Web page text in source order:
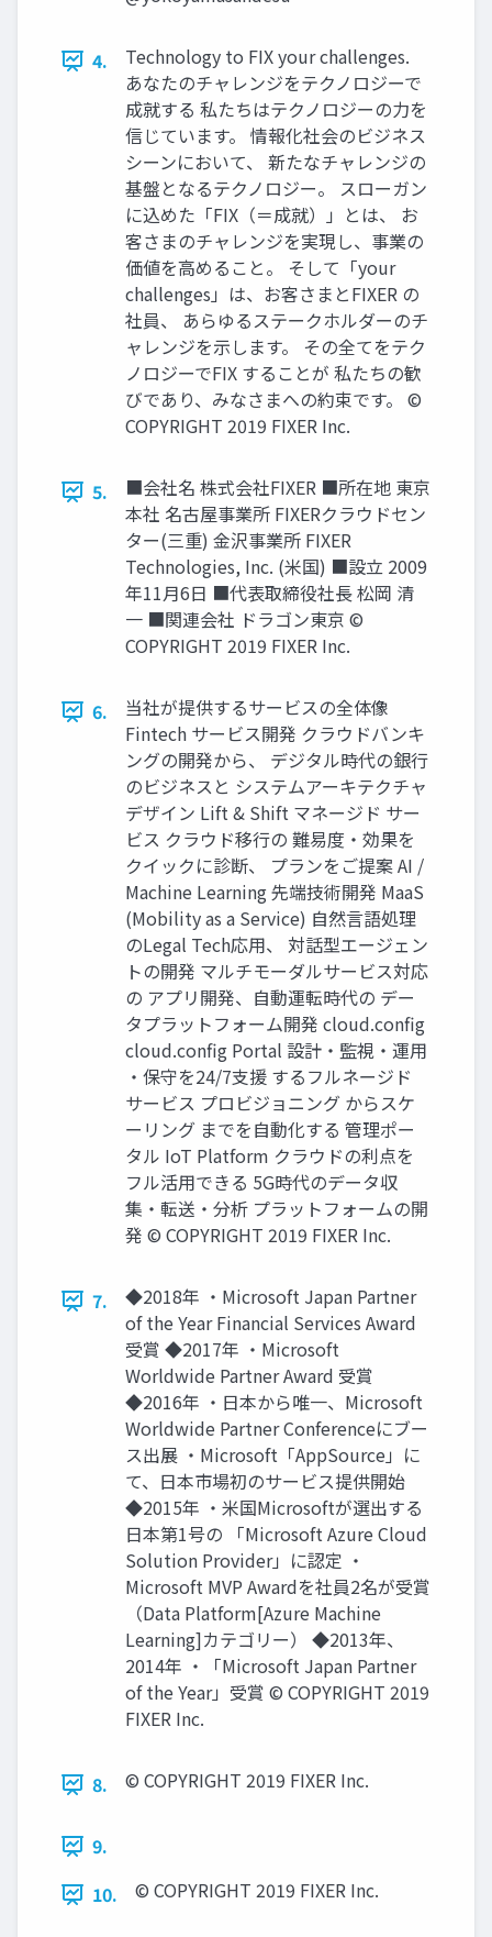
4.
Technology to FIX your challenges.
あなたのチャレンジをテクノロジーで
成就する 私たちはテクノロジーの⼒を
信じています。 情報化社会のビジネス
シーンにおいて、 新たなチャレンジの
基盤となるテクノロジー。 スローガン
に込めた「FIX（＝成就）」とは、 お
客さまのチャレンジを実現し、事業の
価値を⾼めること。 そして「your
challenges」は、お客さまとFIXER の
社員、 あらゆるステークホルダーのチ
ャレンジを⽰します。 その全てをテク
ノロジーでFIX することが 私たちの歓
びであり、みなさまへの約束です。 ©
COPYRIGHT 2019 FIXER Inc.
5.
■会社名 株式会社FIXER ■所在地 東京
本社 名古屋事業所 FIXERクラウドセン
ター(三重) ⾦沢事業所 FIXER
Technologies, Inc. (⽶国) ■設⽴ 2009
年11⽉6⽇ ■代表取締役社⻑ 松岡 清
⼀ ■関連会社 ドラゴン東京 ©
COPYRIGHT 2019 FIXER Inc.
6.
当社が提供するサービスの全体像
Fintech サービス開発 クラウドバンキ
ングの開発から、 デジタル時代の銀⾏
のビジネスと システムアーキテクチャ
デザイン Lift & Shift マネージド サー
ビス クラウド移⾏の 難易度・効果を
クイックに診断、 プランをご提案 AI /
Machine Learning 先端技術開発 MaaS
(Mobility as a Service) ⾃然⾔語処理
のLegal Tech応⽤、 対話型エージェン
トの開発 マルチモーダルサービス対応
の アプリ開発、⾃動運転時代の デー
タプラットフォーム開発 cloud.config
cloud.config Portal 設計・監視・運⽤
・保守を24/7⽀援 するフルネージド
サービス プロビジョニング からスケ
ーリング までを⾃動化する 管理ポー
タル IoT Platform クラウドの利点を
フル活⽤できる 5G時代のデータ収
集・転送・分析 プラットフォームの開
発 © COPYRIGHT 2019 FIXER Inc.
7.
◆2018年 ・Microsoft Japan Partner
of the Year Financial Services Award
受賞 ◆2017年 ・Microsoft
Worldwide Partner Award 受賞
◆2016年 ・⽇本から唯⼀、Microsoft
Worldwide Partner Conferenceにブー
ス出展 ・Microsoft「AppSource」に
て、⽇本市場初のサービス提供開始
◆2015年 ・⽶国Microsoftが選出する
⽇本第1号の 「Microsoft Azure Cloud
Solution Provider」に認定 ・
Microsoft MVP Awardを社員2名が受賞
（Data Platform[Azure Machine
Learning]カテゴリー） ◆2013年、
2014年 ・「Microsoft Japan Partner
of the Year」受賞 © COPYRIGHT 2019
FIXER Inc.
8. © COPYRIGHT 2019 FIXER Inc.
9.
10.
© COPYRIGHT 2019 FIXER Inc.